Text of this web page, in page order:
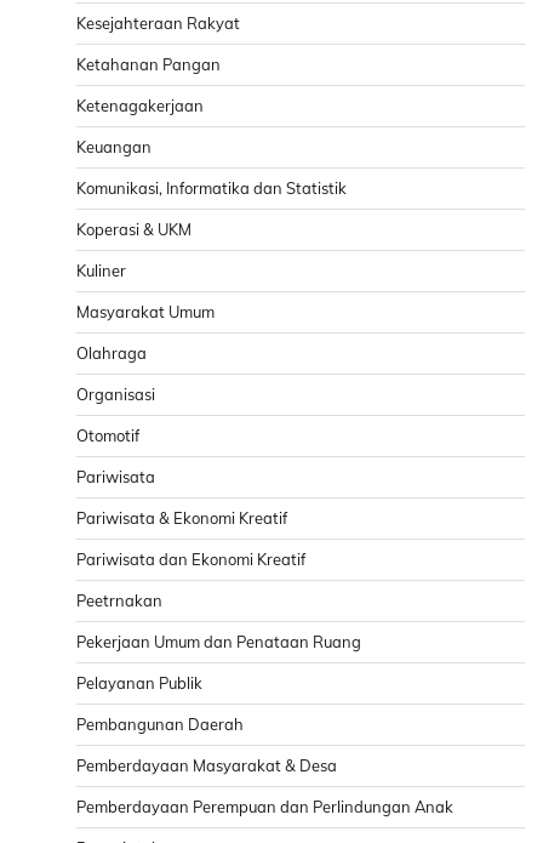
Kesejahteraan Rakyat
Ketahanan Pangan
Ketenagakerjaan
Keuangan
Komunikasi, Informatika dan Statistik
Koperasi & UKM
Kuliner
Masyarakat Umum
Olahraga
Organisasi
Otomotif
Pariwisata
Pariwisata & Ekonomi Kreatif
Pariwisata dan Ekonomi Kreatif
Peetrnakan
Pekerjaan Umum dan Penataan Ruang
Pelayanan Publik
Pembangunan Daerah
Pemberdayaan Masyarakat & Desa
Pemberdayaan Perempuan dan Perlindungan Anak